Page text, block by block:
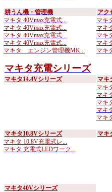
耕うん機・管理機
マキタ 40Vmax充電式...
マキタ 40Vmax充電式...
マキタ 40Vmax充電式...
マキタ 40Vmax充電式...
マキタ エンジン管理機MK...
アク
マキ
マキ
マキ
マキ
マキ
マキタ充電シリーズ
マキタ14.4Vシリーズ
マキ
マキ
マキ
マキ
マキ
マキ
マキタ10.8Vシリーズ
マキタ 10.8V充電式レ...
マキタ 充電式LEDワーク...
マキ
マキタ40Vシリーズ